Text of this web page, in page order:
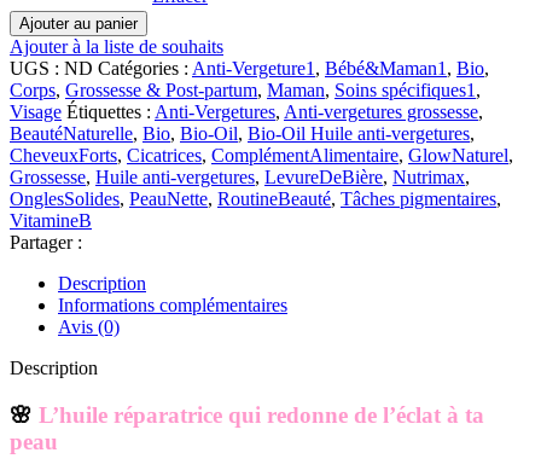
quantité
de
Bio-
Oil
Huile
anti-
vergetures
Ajouter au panier
Ajouter à la liste de souhaits
UGS : ND Catégories : Anti-Vergeture1 , Bébé&Maman1 , Bio,
Corps, Grossesse & Post-partum, Maman, Soins spécifiques1 ,
Visage Étiquettes : Anti-Vergetures, Anti-vergetures grossesse,
BeautéNaturelle, Bio, Bio-Oil, Bio-Oil Huile anti-vergetures,
CheveuxForts, Cicatrices, ComplémentAlimentaire, GlowNaturel,
Grossesse, Huile anti-vergetures, LevureDeBière, Nutrimax,
OnglesSolides, PeauNette, RoutineBeauté, Tâches pigmentaires,
VitamineB
Partager :
Description
Informations complémentaires
Avis (0)
Description
🌸 L’huile réparatrice qui redonne de l’éclat à ta
peau